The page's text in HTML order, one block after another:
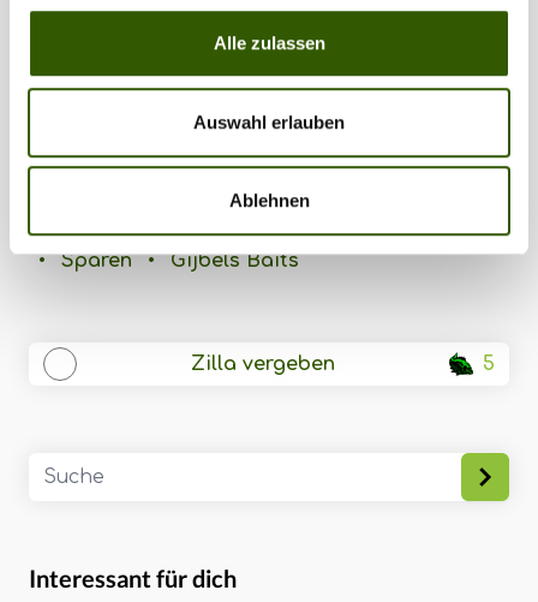
Alle zulassen
Auswahl erlauben
Ablehnen
Gijbels Baits & Tackle Homepage
Mario Gijbels • Benelux • Boilie •
Tackle
•
Sparen • Gijbels Baits
Zilla vergeben 5
Interessant für dich